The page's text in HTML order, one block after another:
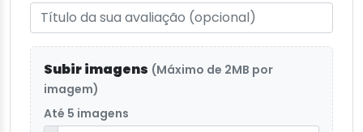
Subir imagens (Máximo de 2MB por
imagem)
Até 5 imagens